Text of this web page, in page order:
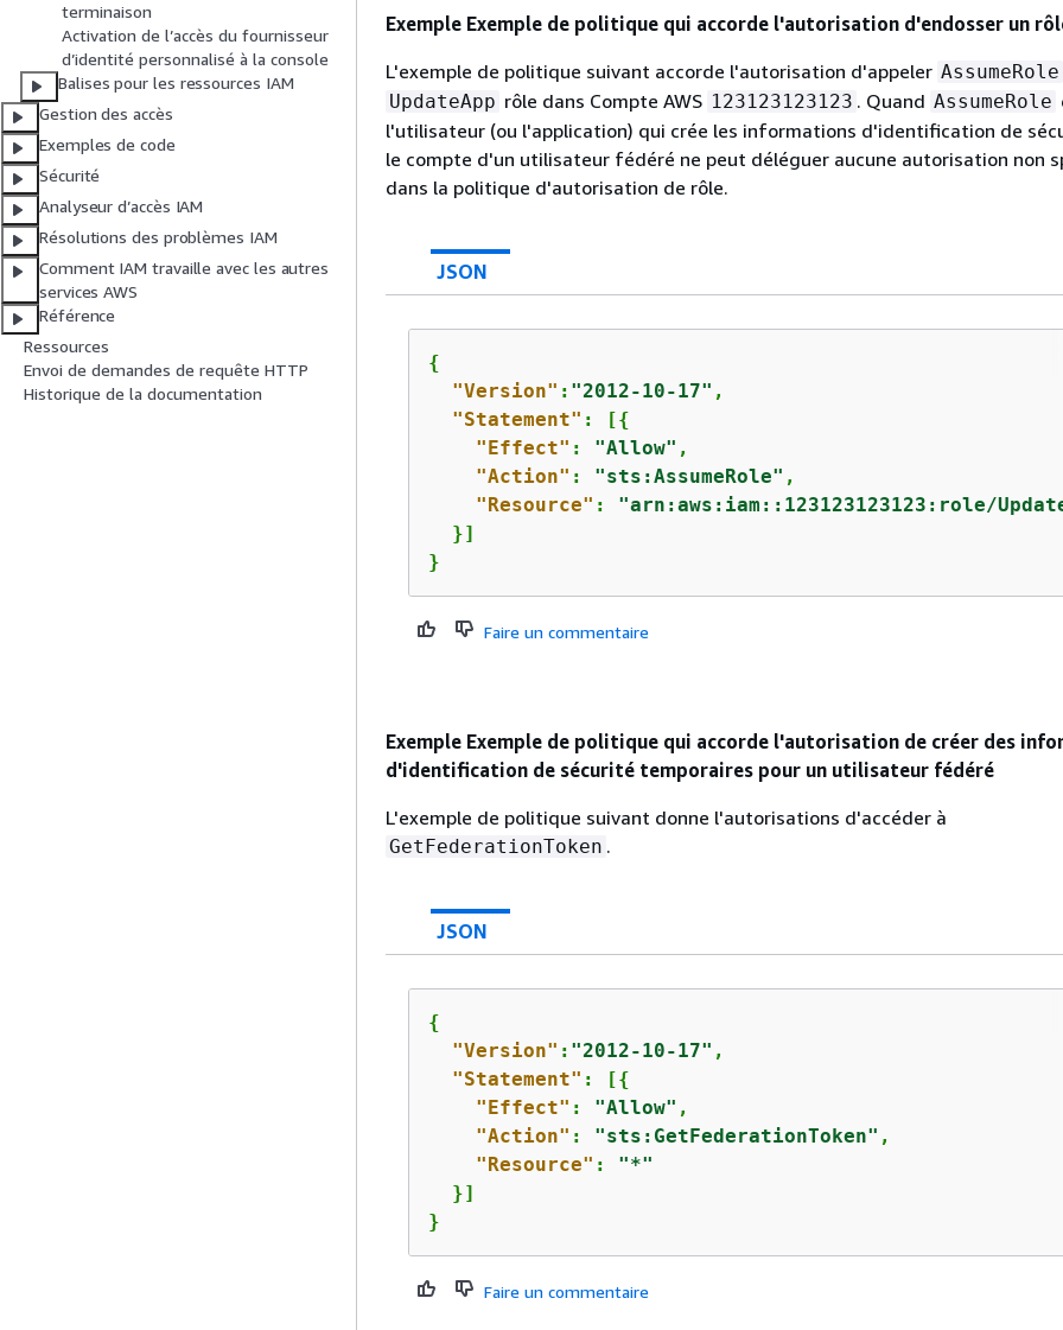
terminaison
Activation de l’accès du fournisseur
d’identité personnalisé à la console
Balises pour les ressources IAM
Gestion des accès
Exemples de code
Sécurité
Analyseur d’accès IAM
Résolutions des problèmes IAM
Comment IAM travaille avec les autres
services AWS
Référence
Ressources
Envoi de demandes de requête HTTP
Historique de la documentation
Exemple Exemple de politique qui accorde l'autorisation d'endosser un
L'exemple de politique suivant accorde l'autorisation d'appeler AssumeRole
UpdateApp rôle dans Compte AWS 123123123123 . Quand AssumeRole
l'utilisateur (ou l'application) qui crée les informations d'identification de
le compte d'un utilisateur fédéré ne peut déléguer aucune autorisation non
dans la politique d'autorisation de rôle.
JSON
{
"Version" : "2012-10-17" ,
"Statement" : [{
"Effect" : "Allow" ,
"Action" : "sts:AssumeRole" ,
"Resource" : "arn:aws:iam::123123123123:role/
  }]
}
Faire un commentaire
Exemple Exemple de politique qui accorde l'autorisation de créer des
d'identification de sécurité temporaires pour un utilisateur fédéré
L'exemple de politique suivant donne l'autorisations d'accéder à
GetFederationToken .
JSON
{
"Version" : "2012-10-17" ,
"Statement" : [{
"Effect" : "Allow" ,
"Action" : "sts:GetFederationToken" ,
"Resource" : "*"
  }]
}
Faire un commentaire